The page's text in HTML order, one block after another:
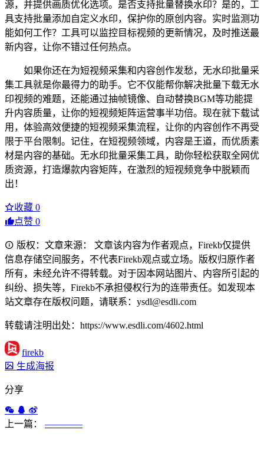
源，并提供画质优化选项。是否支持批量替换水印？是的，工
具支持批量添加自定义水印，保护你的原创内容。实时监测功
能如何工作？工具可以监控目标视频的更新情况，及时推送最
新内容，让你不错过任何热点。
如果你还在为短视频采集和内容创作发愁，无水印批量采
集工具就是你最得力的助手。它不仅能帮你解决批量下载无水
印视频的难题，还能通过抽帧镜像、自动替换BGM等功能提
升内容质量，让你的短视频矩阵运营事半功倍。现在就下载试
用，体验高效便捷的短视频采集流程，让你的内容创作不再受
限于平台限制。记住，在短视频领域，内容是王道，而优质素
材是内容的基础。无水印批量采集工具，助你轻松获取全网优
质资源，打造爆款内容矩阵，在激烈的短视频竞争中脱颖而
出！
收藏 0
点赞 0
版权：文章来源： 文章该内容为作者观点，Firekb仅提供
信息存储空间服务，不代表Firekb观点或立场。版权归原作者
所有，未经允许不得转载。对于因本网站图片、内容所引起的
纠纷、损失等，Firekb不承担侵权行为的连带责任。如发现本
站文章存在版权问题，请联系：ysdl@esdli.com
转载请注明出处：https://www.esdli.com/4602.html
firekb
生成海报
分享
上一篇： ————